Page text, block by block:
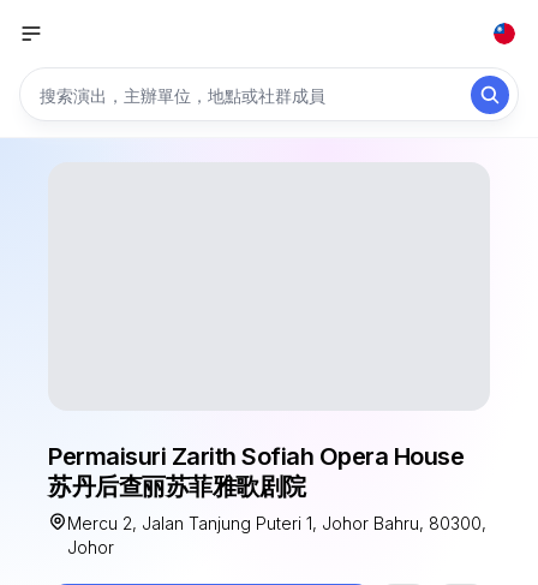
Permaisuri Zarith Sofiah Opera House
苏丹后查丽苏菲雅歌剧院
Mercu 2, Jalan Tanjung Puteri 1, Johor Bahru, 80300,
Johor